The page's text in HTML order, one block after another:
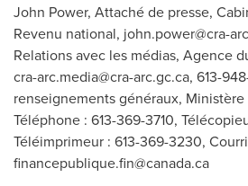
John Power, Attaché de presse,
Revenu national, john.power@cra-
Relations avec les médias, Agence
cra-arc.media@cra-arc.gc.ca, 613-
renseignements généraux, Ministère
Téléphone : 613-369-3710,
Téléimprimeur : 613-369-3230,
financepublique.fin@canada.ca